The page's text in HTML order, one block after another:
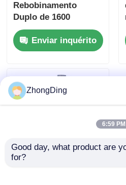
Rebobinamento
Duplo de 1600
rpm/Min com
Automação PLC e
Suporte para Bobina
Enviar inquérito
ZhongDing
6:59 PM
Good day, what product are
for?